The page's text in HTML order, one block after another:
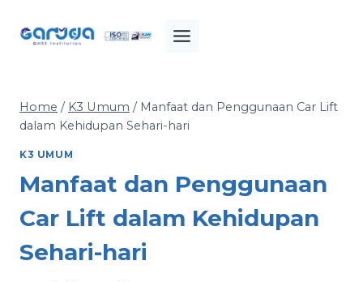
Home / K3 Umum / Manfaat dan Penggunaan Car Lift
dalam Kehidupan Sehari-hari
K3 UMUM
Manfaat dan Penggunaan
Car Lift dalam Kehidupan
Sehari-hari